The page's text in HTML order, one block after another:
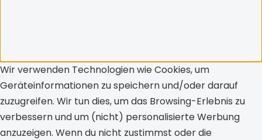
Wir verwenden Technologien wie Cookies, um
Geräteinformationen zu speichern und/oder darauf
zuzugreifen. Wir tun dies, um das Browsing-Erlebnis zu
verbessern und um (nicht) personalisierte Werbung
anzuzeigen. Wenn du nicht zustimmst oder die